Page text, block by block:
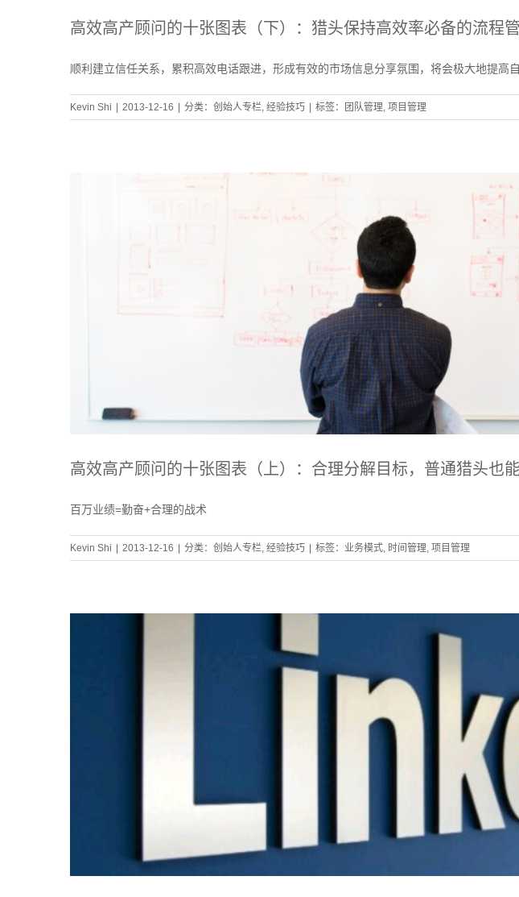
高效高产顾问的十张图表（下）：猎头保持高效率必备的流程
顺利建立信任关系，累积高效电话跟进，形成有效的市场信息分享氛围，将会极大地提高
Kevin Shi | 2013-12-16 | 分类： 创始人专栏, 经验技巧 | 标签： 团队管理, 项目管理
高效高产顾问的十张图表（上）：合理分解目标，普通猎头也
百万业绩=勤奋+合理的战术
Kevin Shi 2013-12-16 分类： 创始人专栏, 经验技巧 标签： 业务模式, 时间管理, 项目管理